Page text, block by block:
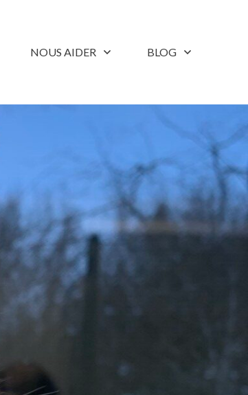
NOUS AIDER BLOG